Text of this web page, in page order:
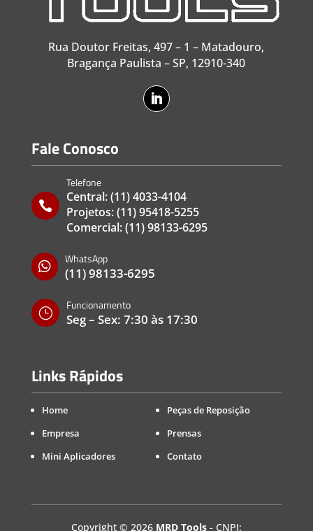
Rua Doutor Freitas, 497 – 1 – Matadouro,
Bragança Paulista – SP, 12910-340
Fale Conosco

Telefone
Central:(11) 4033-4104
Projetos:(11) 95418-5255
Comercial:(11) 98133-6295

WhatsApp
(11) 98133-6295
}
Funcionamento
Seg – Sex: 7:30 às 17:30
Links Rápidos
Home
Empresa
Mini Aplicadores
Peças de Reposição
Prensas
Contato
Copyright © 2026 MRD Tools- CNPJ: